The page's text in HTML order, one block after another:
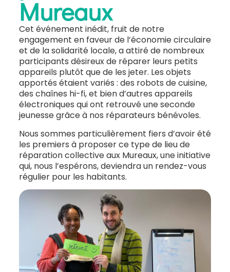
Mureaux
Cet événement inédit, fruit de notre
engagement en faveur de l’économie circulaire
et de la solidarité locale, a attiré de nombreux
participants désireux de réparer leurs petits
appareils plutôt que de les jeter. Les objets
apportés étaient variés : des robots de cuisine,
des chaînes hi-fi, et bien d’autres appareils
électroniques qui ont retrouvé une seconde
jeunesse grâce à nos réparateurs bénévoles.
Nous sommes particulièrement fiers d’avoir été
les premiers à proposer ce type de lieu de
réparation collective aux Mureaux, une initiative
qui, nous l’espérons, deviendra un rendez-vous
régulier pour les habitants.